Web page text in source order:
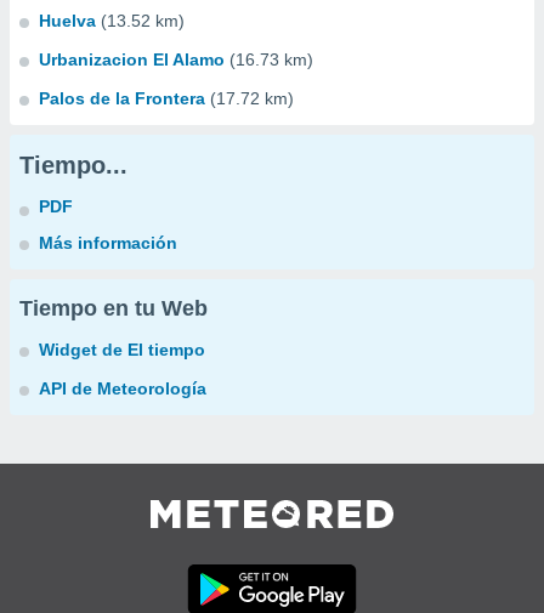
Huelva (13.52 km)
Urbanizacion El Alamo (16.73 km)
Palos de la Frontera (17.72 km)
Tiempo...
PDF
Más información
Tiempo en tu Web
Widget de El tiempo
API de Meteorología